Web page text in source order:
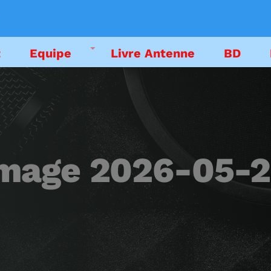
Equipe Livre Antenne BD
LIVRE ANTENNE
PODCAST
EMISSION EN
2026-05-